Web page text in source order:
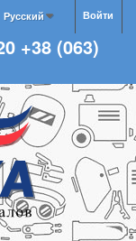
Войти
Русский
+38 (063)